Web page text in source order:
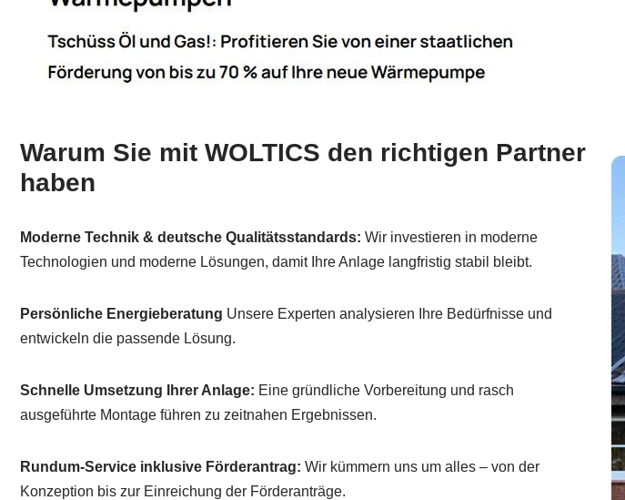
Warum Sie mit WOLTICS den richtigen Partner
haben
Moderne Technik & deutsche Qualitätsstandards: Wir investieren in moderne
Technologien und moderne Lösungen, damit Ihre Anlage langfristig stabil bleibt.
Persönliche Energieberatung Unsere Experten analysieren Ihre Bedürfnisse und
entwickeln die passende Lösung.
Schnelle Umsetzung Ihrer Anlage: Eine gründliche Vorbereitung und rasch
ausgeführte Montage führen zu zeitnahen Ergebnissen.
Rundum-Service inklusive Förderantrag: Wir kümmern uns um alles – von der
Konzeption bis zur Einreichung der Förderanträge.